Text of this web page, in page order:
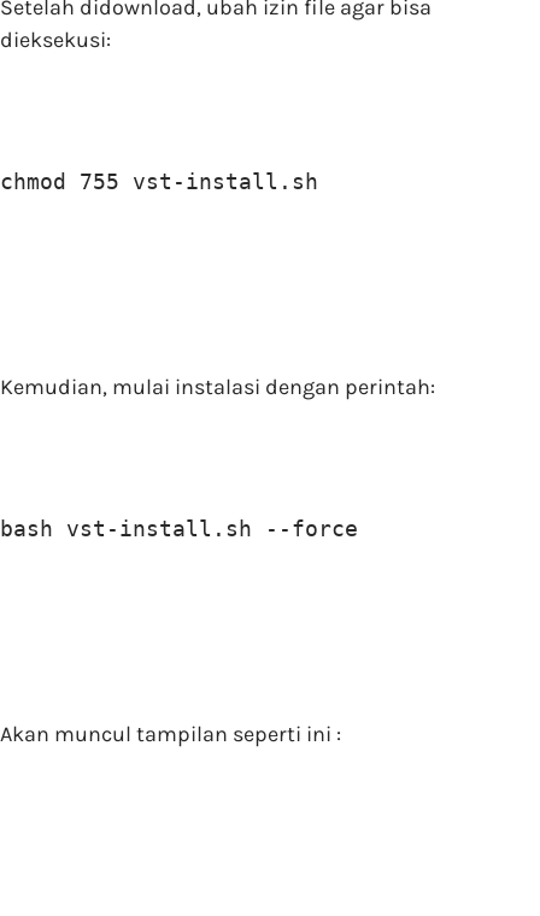
Setelah didownload, ubah izin file agar bisa
dieksekusi:
chmod 755 vst-install.sh
Kemudian, mulai instalasi dengan perintah:
bash vst-install.sh --force
Akan muncul tampilan seperti ini :